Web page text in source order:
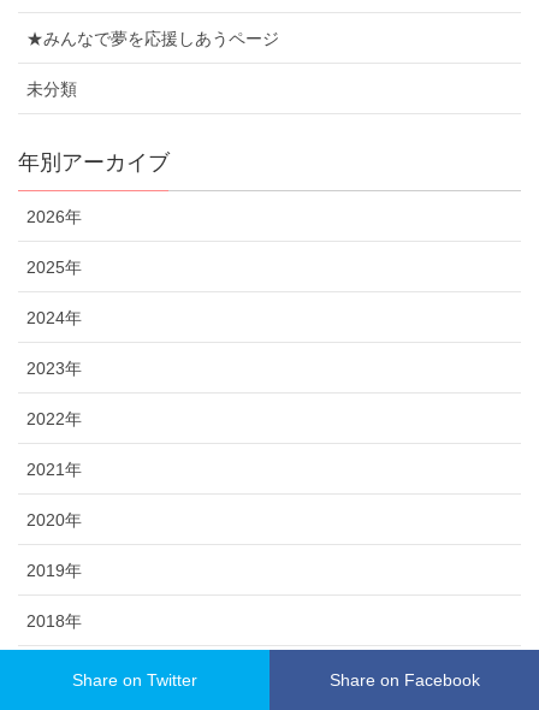
★みんなで夢を応援しあうページ
未分類
年別アーカイブ
2026年
2025年
2024年
2023年
2022年
2021年
2020年
2019年
2018年
2017年Share on Twitter Share on Facebook